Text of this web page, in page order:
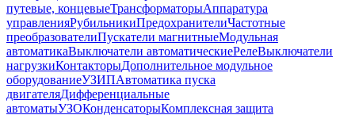
путевые, концевыеТрансформаторыАппаратура
управленияРубильникиПредохранителиЧастотные
преобразователиПускатели магнитныеМодульная
автоматикаВыключатели автоматическиеРелеВыключатели
нагрузкиКонтакторыДополнительное модульное
оборудованиеУЗИПАвтоматика пуска
двигателяДифференциальные
автоматыУЗОКонденсаторыКомплексная защита